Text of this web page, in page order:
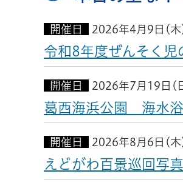
開催日 2026年4月9日(
令和8年度ぜんそく児
開催日 2026年7月19日(
葛西海浜公園 海水
開催日 2026年8月6日(
えどがわ百景巡回写